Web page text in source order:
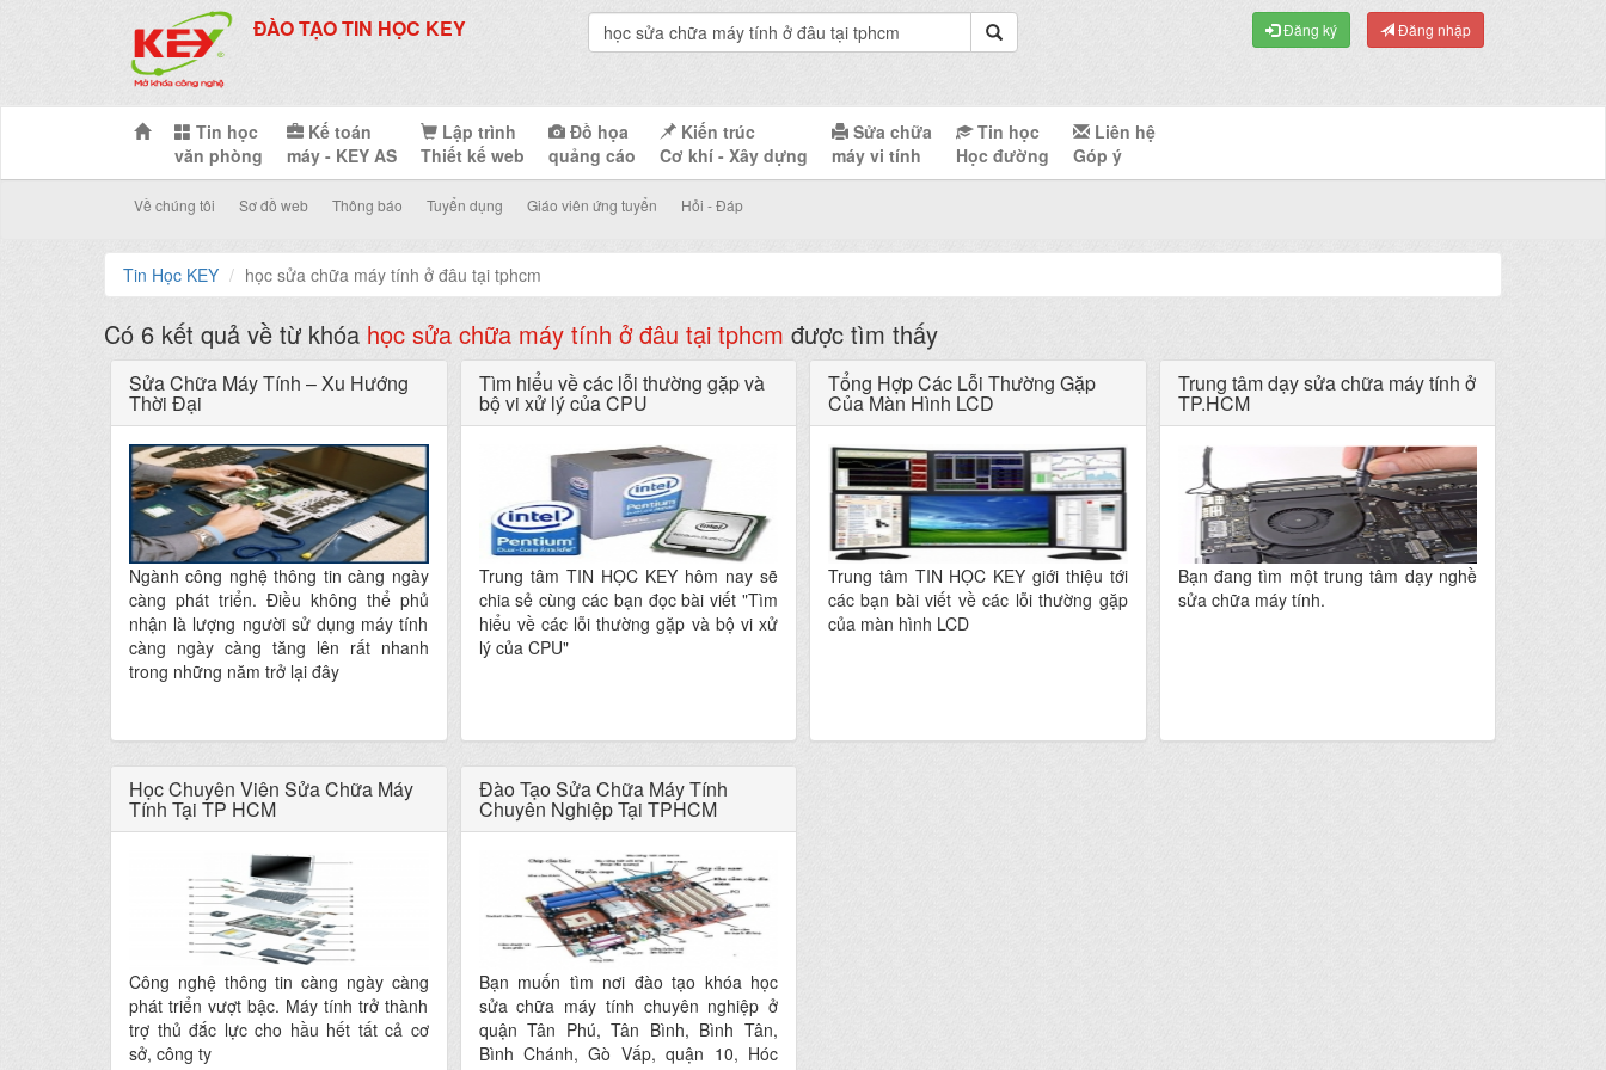
ĐÀO TẠO TIN HỌC KEY Đăng ký Đăng nhập
Tin học
văn phòng
Kế toán
máy - KEY AS
Lập trình
Thiết kế web
Đồ họa
quảng cáo
Kiến trúc
Cơ khí - Xây dựng
Sửa chữa
máy vi tính
Tin học
Học đường
Liên hệ
Góp ý
Về chúng tôi Sơ đồ web Thông báo Tuyển dụng Giáo viên ứng tuyển Hỏi - Đáp
Tin Học KEY học sửa chữa máy tính ở đâu tại tphcm
Có 6 kết quả về từ khóa học sửa chữa máy tính ở đâu tại tphcm được tìm thấy
Sửa Chữa Máy Tính – Xu Hướng
Thời Đại
Ngành công nghệ thông tin càng ngày
càng phát triển. Điều không thể phủ
nhận là lượng người sử dụng máy tính
càng ngày càng tăng lên rất nhanh
trong những năm trở lại đây
Tìm hiểu về các lỗi thường gặp và
bộ vi xử lý của CPU
Trung tâm TIN HỌC KEY hôm nay sẽ
chia sẻ cùng các bạn đọc bài viết "Tìm
hiểu về các lỗi thường gặp và bộ vi xử
lý của CPU"
Tổng Hợp Các Lỗi Thường Gặp
Của Màn Hình LCD
Trung tâm TIN HỌC KEY giới thiệu tới
các bạn bài viết về các lỗi thường gặp
của màn hình LCD
Trung tâm dạy sửa chữa máy tính ở
TP.HCM
Bạn đang tìm một trung tâm dạy nghề
sửa chữa máy tính.
Học Chuyên Viên Sửa Chữa Máy
Tính Tại TP HCM
Công nghệ thông tin càng ngày càng
phát triển vượt bậc. Máy tính trở thành
trợ thủ đắc lực cho hầu hết tất cả cơ
sở, công ty
Đào Tạo Sửa Chữa Máy Tính
Chuyên Nghiệp Tại TPHCM
Bạn muốn tìm nơi đào tạo khóa học
sửa chữa máy tính chuyên nghiệp ở
quận Tân Phú, Tân Bình, Bình Tân,
Bình Chánh, Gò Vấp, quận 10, Hóc